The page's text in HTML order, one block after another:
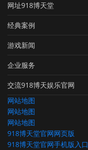
网址918博天堂
经典案例
游戏新闻
企业服务
交流918博天娱乐官网
网站地图
网站地图
网站地图
918博天堂官网网页版
918博天堂官网手机版入口